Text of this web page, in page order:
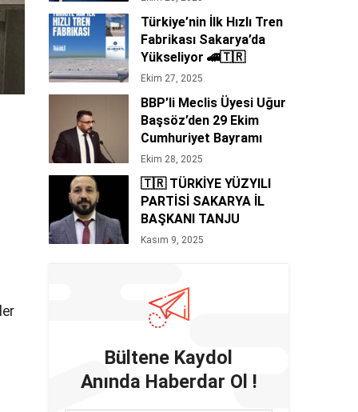
Cumhuriyet Bayramı
Mesajı 🇹🇷
Türkiye’nin İlk Hızlı Tren
Fabrikası Sakarya’da
Yükseliyor 🚄🇹🇷
Ekim 27, 2025
BBP’li Meclis Üyesi Uğur
Başsöz’den 29 Ekim
Cumhuriyet Bayramı
Mesajı 🇹🇷
Ekim 28, 2025
🇹🇷 TÜRKİYE YÜZYILI
PARTİSİ SAKARYA İL
BAŞKANI TANJU
BOZAN’DAN 10 KASIM
Kasım 9, 2025
Bültene Kaydol
Anında Haberdar Ol !